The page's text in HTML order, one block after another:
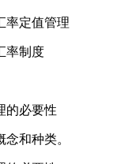
定值管理
制度
必要性
和种类。